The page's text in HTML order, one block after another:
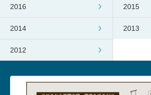
2016 2015
2014 2013
2012